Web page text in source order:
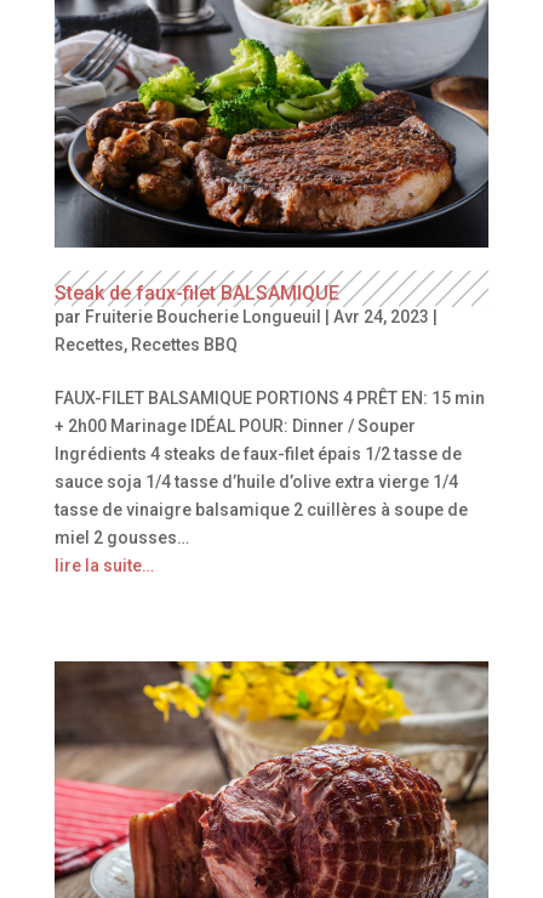
Steak de faux-filet BALSAMIQUE
par Fruiterie Boucherie Longueuil Avr 24, 2023
Recettes, Recettes BBQ
FAUX-FILET BALSAMIQUE PORTIONS 4 PRÊT EN: 15 min
+ 2h00 Marinage IDÉAL POUR: Dinner / Souper
Ingrédients 4 steaks de faux-filet épais 1/2 tasse de
sauce soja 1/4 tasse d’huile d’olive extra vierge 1/4
tasse de vinaigre balsamique 2 cuillères à soupe de
miel 2 gousses…
lire la suite…